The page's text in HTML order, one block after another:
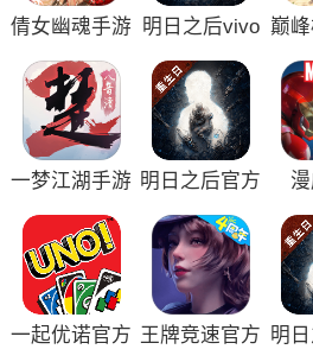
倩女幽魂手游 明日之后vivo 巅
一梦江湖手游 明日之后官方
一起优诺官方 王牌竞速官方 明